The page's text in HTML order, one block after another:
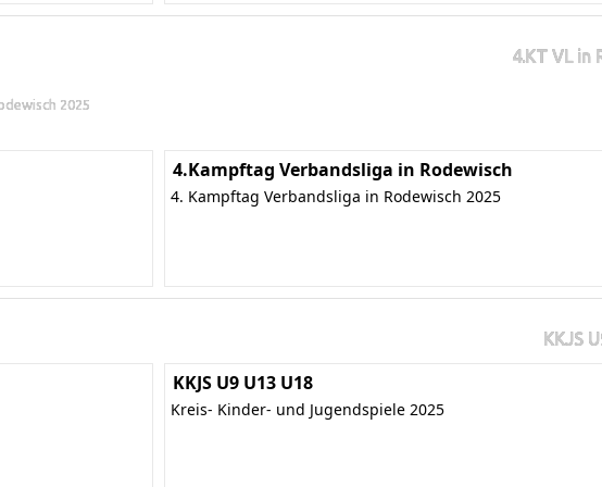
4.KT VL in
2025
4.Kampftag Verbandsliga in Rodewisch
4. Kampftag Verbandsliga in Rodewisch 2025
KKJS
KKJS U9 U13 U18
Kreis- Kinder- und Jugendspiele 2025